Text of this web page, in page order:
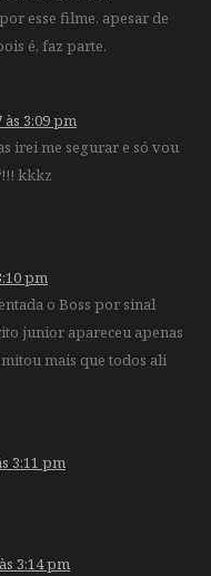
esse filme, apesar de
é, faz parte.
3:09 pm
irei me segurar e só vou
kkkz
pm
o Boss por sinal
junior apareceu apenas
mais que todos ali
3:11 pm
3:14 pm